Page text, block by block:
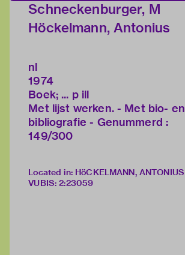
Schneckenburger, M
Höckelmann, Antonius
nl
1974
Boek; ... p ill
Met lijst werken. - Met bio- en
bibliografie - Genummerd :
149/300
Located in: HöCKELMANN, ANTONIUS
VUBIS: 2:23059